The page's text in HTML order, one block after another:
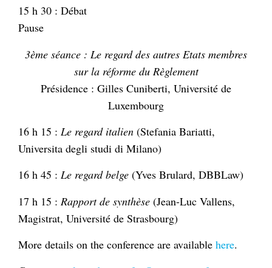
15 h 30 : Débat
Pause
3ème séance : Le regard des autres Etats membres
sur la réforme du Règlement
Présidence : Gilles Cuniberti, Université de
Luxembourg
16 h 15 : Le regard italien (Stefania Bariatti,
Universita degli studi di Milano)
16 h 45 : Le regard belge (Yves Brulard, DBBLaw)
17 h 15 : Rapport de synthèse (Jean-Luc Vallens,
Magistrat, Université de Strasbourg)
More details on the conference are available here.